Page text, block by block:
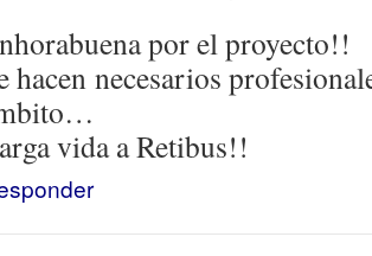
por el proyecto!!
hacen necesarios
vida a Retibus!!